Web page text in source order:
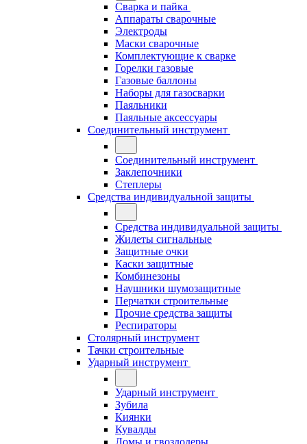
Сварка и пайка
Аппараты сварочные
Электроды
Маски сварочные
Комплектующие к сварке
Горелки газовые
Газовые баллоны
Наборы для газосварки
Паяльники
Паяльные аксессуары
Соединительный инструмент
Соединительный инструмент
Заклепочники
Степлеры
Средства индивидуальной защиты
Средства индивидуальной защиты
Жилеты сигнальные
Защитные очки
Каски защитные
Комбинезоны
Наушники шумозащитные
Перчатки строительные
Прочие средства защиты
Респираторы
Столярный инструмент
Тачки строительные
Ударный инструмент
Ударный инструмент
Зубила
Киянки
Кувалды
Ломы и гвоздодеры